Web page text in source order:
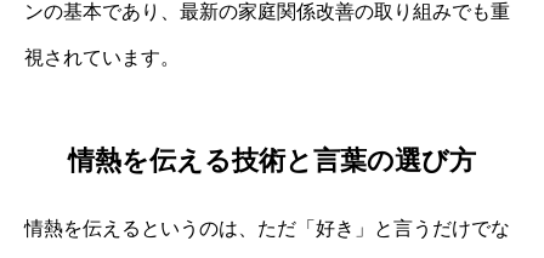
ンの基本であり、最新の家庭関係改善の取り組みでも重
視されています。
情熱を伝える技術と言葉の選び方
情熱を伝えるというのは、ただ「好き」と言うだけでな